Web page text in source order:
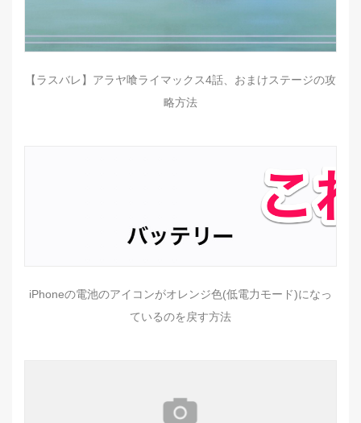
【ラスバレ】アラヤ喰ライマックス4話、おまけステージの攻
略方法
iPhoneの電池のアイコンがオレンジ色(低電力モード)になっ
ているのを戻す方法